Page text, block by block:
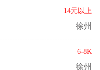
14元以上
徐州
6-8K
徐州